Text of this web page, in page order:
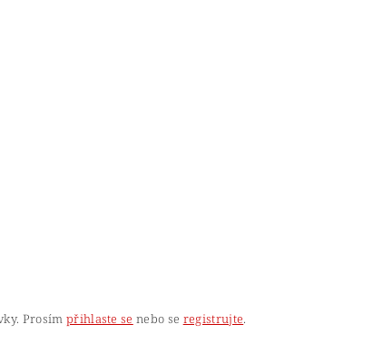
Prosím přihlaste se nebo se registrujte.